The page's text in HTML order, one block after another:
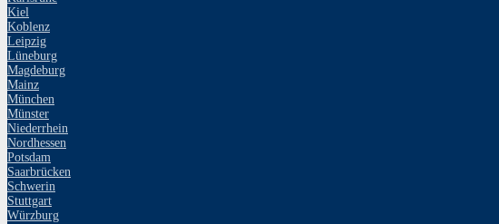
Kiel
Koblenz
Leipzig
Lüneburg
Magdeburg
Mainz
München
Münster
Niederrhein
Nordhessen
Potsdam
Saarbrücken
Schwerin
Stuttgart
Würzburg